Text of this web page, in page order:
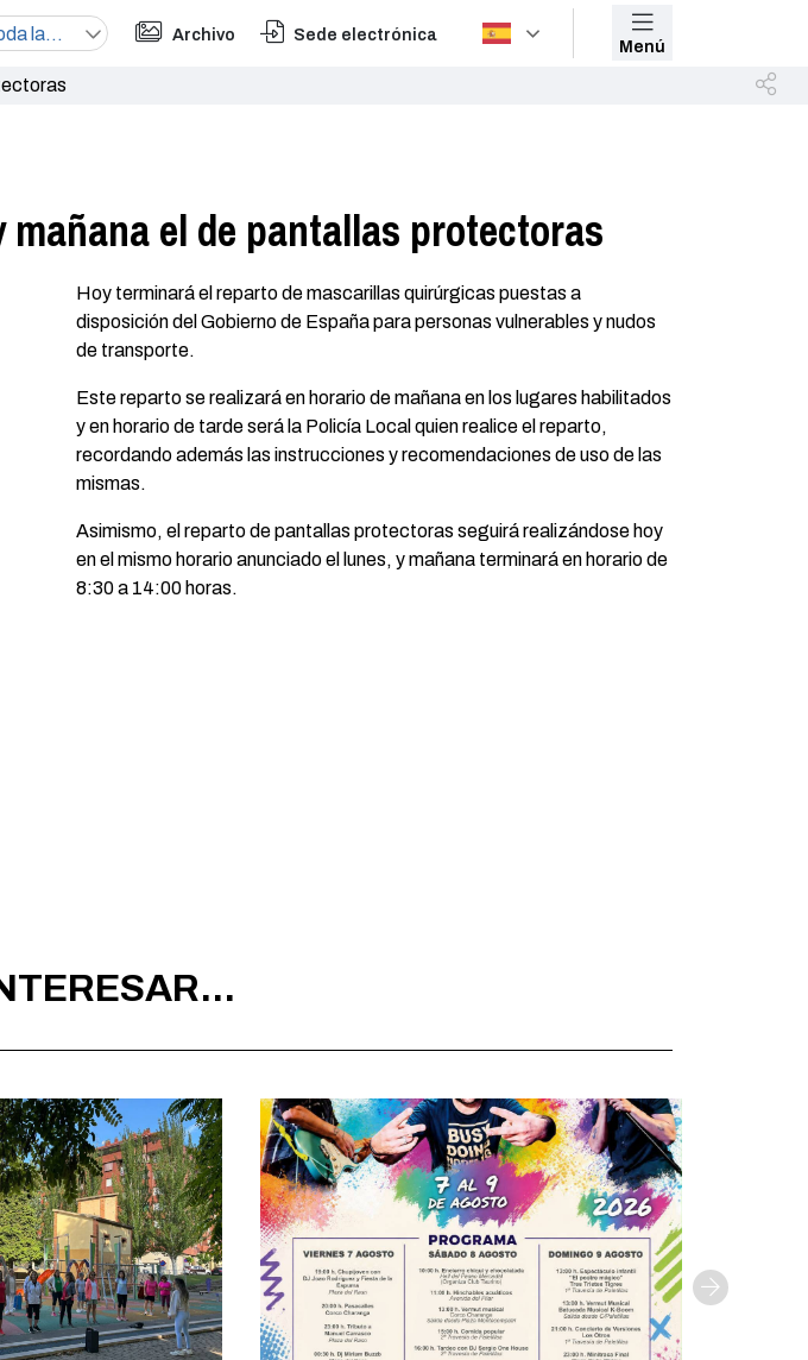
Archivo Sede electrónica
Menú
el de pantallas protectoras
Hoy terminará el reparto de mascarillas quirúrgicas puestas a
disposición del Gobierno de España para personas vulnerables y nudos
de transporte.
Este reparto se realizará en horario de mañana en los lugares habilitados
y en horario de tarde será la Policía Local quien realice el reparto,
recordando además las instrucciones y recomendaciones de uso de las
mismas.
Asimismo, el reparto de pantallas protectoras seguirá realizándose hoy
en el mismo horario anunciado el lunes, y mañana terminará en horario de
8:30 a 14:00 horas.